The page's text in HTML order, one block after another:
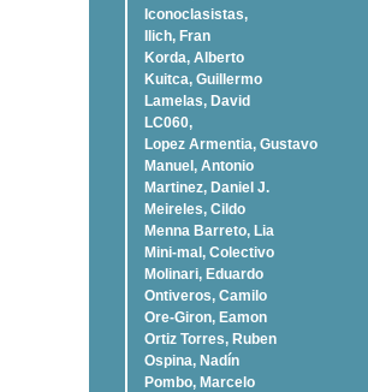
Iconoclasistas,
Ilich, Fran
Korda, Alberto
Kuitca, Guillermo
Lamelas, David
LC060,
Lopez Armentia, Gustavo
Manuel, Antonio
Martinez, Daniel J.
Meireles, Cildo
Menna Barreto, Lia
Mini-mal, Colectivo
Molinari, Eduardo
Ontiveros, Camilo
Ore-Giron, Eamon
Ortiz Torres, Ruben
Ospina, Nadí­n
Pombo, Marcelo